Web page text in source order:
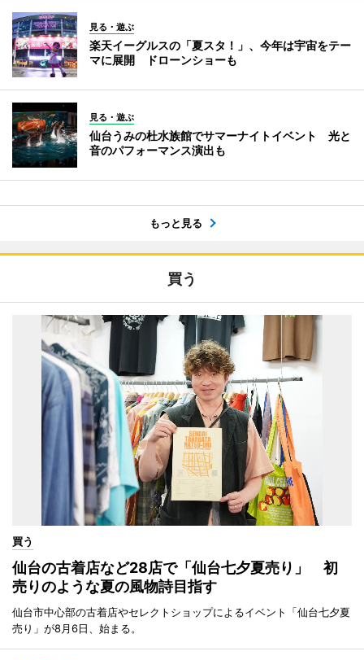
見る・遊ぶ
楽天イーグルスの「夏スタ！」、今年は宇宙をテー
マに展開 ドローンショーも
見る・遊ぶ
仙台うみの杜水族館でサマーナイトイベント 光と
音のパフォーマンス演出も
もっと見る
買う
買う
仙台の古着店など28店で「仙台七夕夏売り」 初
売りのような夏の風物詩目指す
仙台市中心部の古着店やセレクトショップによるイベント「仙台七夕夏
売り」が8月6日、始まる。